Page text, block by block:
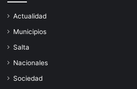
Actualidad
Municipios
Salta
Nacionales
Sociedad